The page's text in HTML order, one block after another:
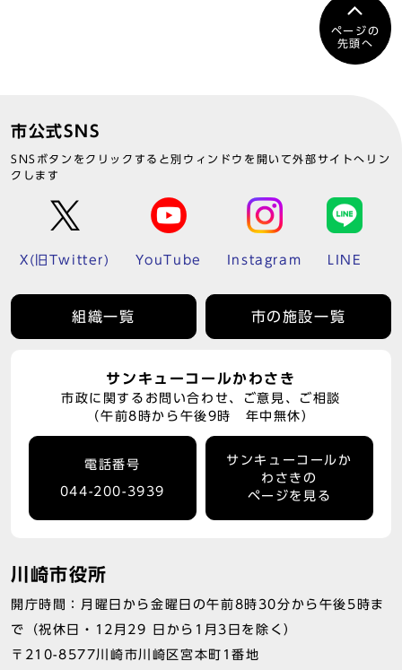
ページの
先頭へ
市公式SNS
SNSボタンをクリックすると別ウィンドウを開いて外部サイトへリン
クします
X(旧Twitter) YouTube Instagram LINE
組織一覧 市の施設一覧
サンキューコールかわさき
市政に関するお問い合わせ、ご意見、ご相談
（午前8時から午後9時 年中無休）
電話番号
044-200-3939
サンキューコールか
わさきの
ページを見る
川崎市役所
開庁時間：月曜日から金曜日の午前8時30分から午後5時ま
で（祝休日・12月29 日から1月3日を除く）
〒210-8577川崎市川崎区宮本町1番地